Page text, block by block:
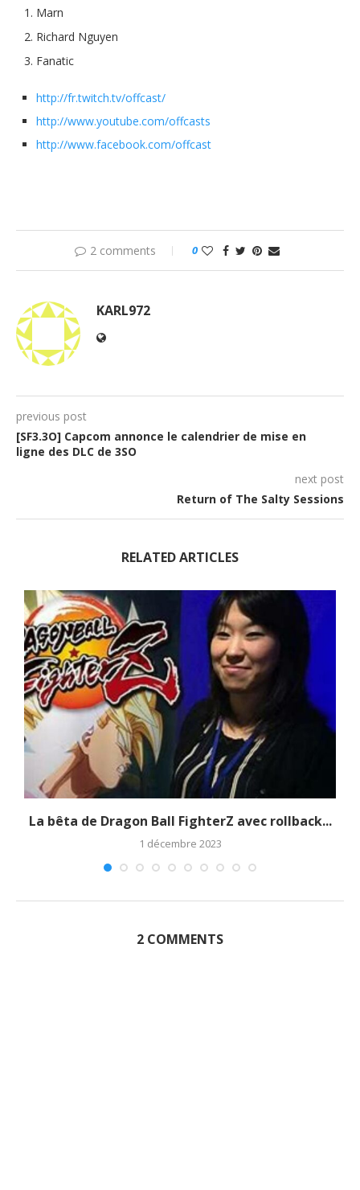
Marn
Richard Nguyen
Fanatic
http://fr.twitch.tv/offcast/
http://www.youtube.com/offcasts
http://www.facebook.com/offcast
2 comments 0
KARL972
previous post
[SF3.3O] Capcom annonce le calendrier de mise en
ligne des DLC de 3SO
next post
Return of The Salty Sessions
RELATED ARTICLES
La bêta de Dragon Ball FighterZ avec rollback...
1 décembre 2023
2 COMMENTS